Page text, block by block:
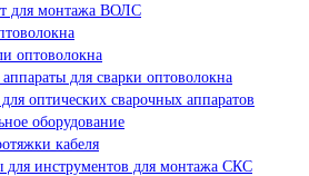
для монтажа ВОЛС
оптоволокна
для сварки оптоволокна
оптических сварочных аппаратов
оборудование
кабеля
для инструментов для монтажа СКС